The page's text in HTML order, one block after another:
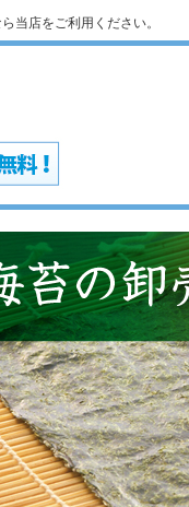
当店をご利用ください。